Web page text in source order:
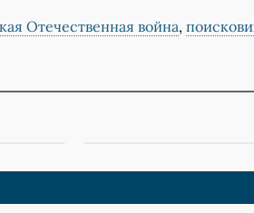
Отечественная война,